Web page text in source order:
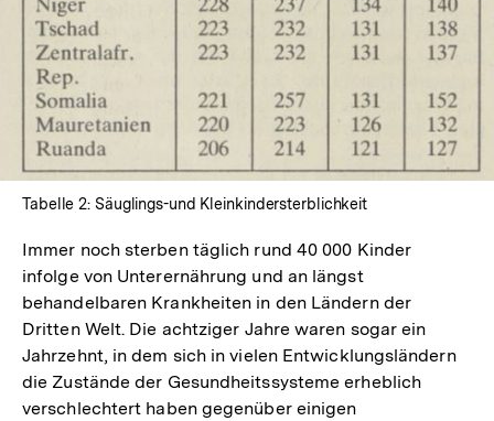
Tabelle 2: Säuglings-und Kleinkindersterblichkeit
Immer noch sterben täglich rund 40 000 Kinder
infolge von Unterernährung und an längst
behandelbaren Krankheiten in den Ländern der
Dritten Welt. Die achtziger Jahre waren sogar ein
Jahrzehnt, in dem sich in vielen Entwicklungsländern
die Zustände der Gesundheitssysteme erheblich
verschlechtert haben gegenüber einigen